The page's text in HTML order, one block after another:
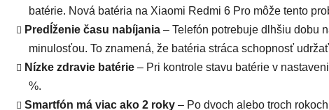
batérie. Nová batéria na Xiaomi Redmi 6 Pro môže tento
Predĺženie času nabíjania – Telefón potrebuje dlhšiu dobu
minulosťou. To znamená, že batéria stráca schopnosť
Nízke zdravie batérie – Pri kontrole stavu batérie v
%.
Smartfón má viac ako 2 roky – Po dvoch alebo troch